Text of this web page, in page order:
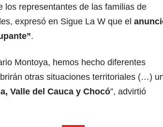
los representantes de las familias de
expresó en Sigue La W que el
.
Montoya, hemos hecho diferentes
otras situaciones territoriales (…)
Valle del Cauca y Chocó”, advirtió